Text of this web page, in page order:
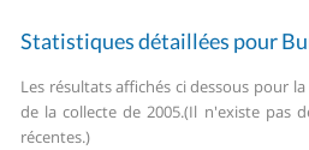
Statistiques détaillées pour
Les résultats affichés ci dessous pour
de la collecte de 2005.(Il n'existe pas
récentes.)